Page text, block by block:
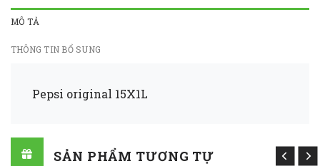
MÔ TẢ
THÔNG TIN BỔ SUNG
Pepsi original 15X1L
SẢN PHẨM TƯƠNG TỰ